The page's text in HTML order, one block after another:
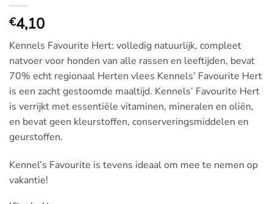
€4,10
Kennels Favourite Hert: volledig natuurlijk, compleet
natvoer voor honden van alle rassen en leeftijden, bevat
70% echt regionaal Herten vlees Kennels’ Favourite Hert
is een zacht gestoomde maaltijd. Kennels’ Favourite Hert
is verrijkt met essentiële vitaminen, mineralen en oliën,
en bevat geen kleurstoffen, conserveringsmiddelen en
geurstoffen.
Kennel’s Favourite is tevens ideaal om mee te nemen op
vakantie!